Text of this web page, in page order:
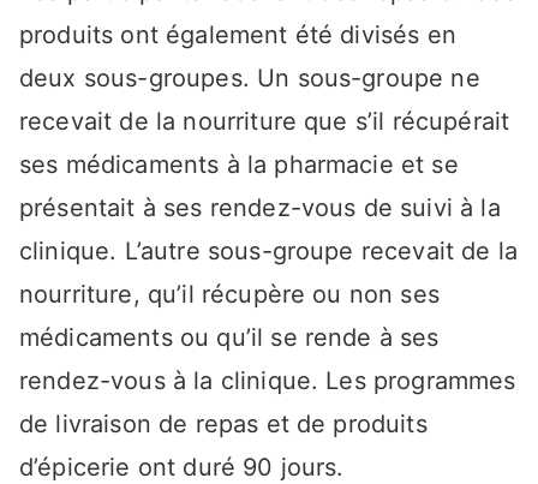
produits ont également été divisés en
deux sous-groupes. Un sous-groupe ne
recevait de la nourriture que s’il récupérait
ses médicaments à la pharmacie et se
présentait à ses rendez-vous de suivi à la
clinique. L’autre sous-groupe recevait de la
nourriture, qu’il récupère ou non ses
médicaments ou qu’il se rende à ses
rendez-vous à la clinique. Les programmes
de livraison de repas et de produits
d’épicerie ont duré 90 jours.